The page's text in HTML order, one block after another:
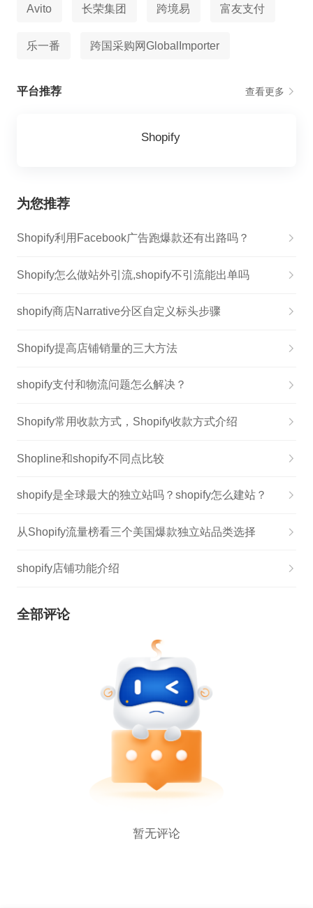
Avito 长荣集团 跨境易 富友支付
乐一番 跨国采购网GlobalImporter
平台推荐 查看更多
Shopify
为您推荐
Shopify利用Facebook广告跑爆款还有出路吗？
Shopify怎么做站外引流,shopify不引流能出单吗
shopify商店Narrative分区自定义标头步骤
Shopify提高店铺销量的三大方法
shopify支付和物流问题怎么解决？
Shopify常用收款方式，Shopify收款方式介绍
Shopline和shopify不同点比较
shopify是全球最大的独立站吗？shopify怎么建站？
从Shopify流量榜看三个美国爆款独立站品类选择
shopify店铺功能介绍
全部评论
暂无评论